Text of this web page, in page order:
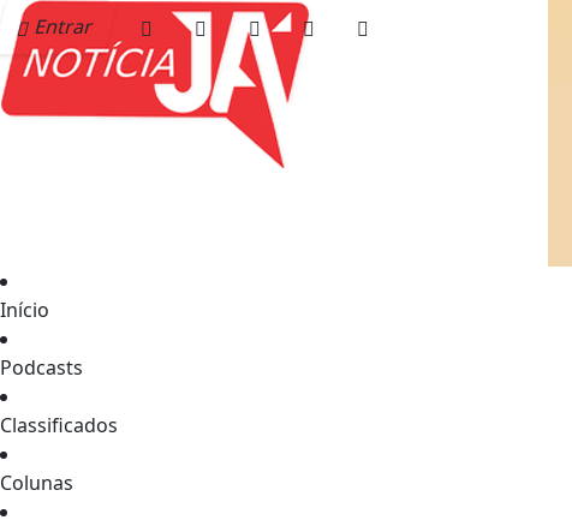
Entrar
Início
Podcasts
Classificados
Colunas